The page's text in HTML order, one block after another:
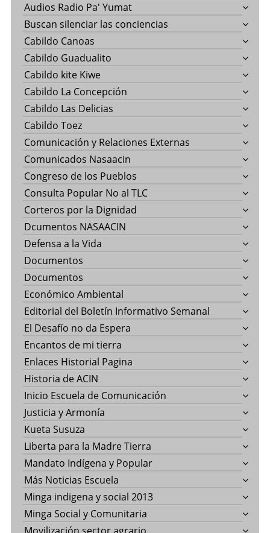
Audios Radio Pa' Yumat
Buscan silenciar las conciencias
Cabildo Canoas
Cabildo Guadualito
Cabildo kite Kiwe
Cabildo La Concepción
Cabildo Las Delicias
Cabildo Toez
Comunicación y Relaciones Externas
Comunicados Nasaacin
Congreso de los Pueblos
Consulta Popular No al TLC
Corteros por la Dignidad
Dcumentos NASAACIN
Defensa a la Vida
Documentos
Documentos
Económico Ambiental
Editorial del Boletín Informativo Semanal
El Desafío no da Espera
Encantos de mi tierra
Enlaces Historial Pagina
Historia de ACIN
Inicio Escuela de Comunicación
Justicia y Armonía
Kueta Susuza
Liberta para la Madre Tierra
Mandato Indígena y Popular
Más Noticias Escuela
Minga indigena y social 2013
Minga Social y Comunitaria